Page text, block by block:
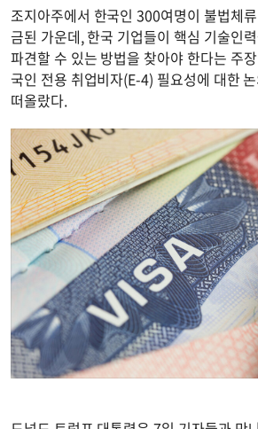
조지아주에서 한국인 300여명이 불법체
금된 가운데, 한국 기업들이 핵심 기술인
파견할 수 있는 방법을 찾아야 한다는 주
국인 전용 취업비자(E-4) 필요성에 대한
떠올랐다.